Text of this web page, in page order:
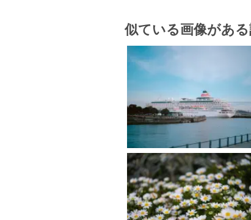
似ている画像があ